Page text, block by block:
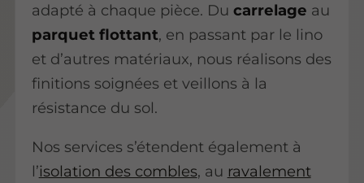
adapté à chaque pièce. Du carrelage au
parquet flottant, en passant par le lino
et d’autres matériaux, nous réalisons des
finitions soignées et veillons à la
résistance du sol.
Nos services s’étendent également à
l’isolation des combles, au ravalement